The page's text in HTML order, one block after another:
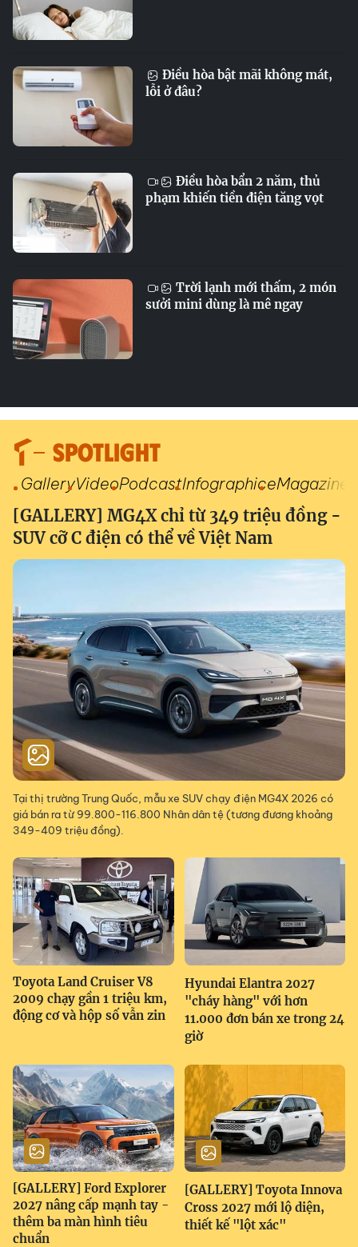
Điều hòa bật mãi không mát,
lỗi ở đâu?
Điều hòa bẩn 2 năm, thủ
phạm khiến tiền điện tăng vọt
Trời lạnh mới thấm, 2 món
sưởi mini dùng là mê ngay
SPOTLIGHT
GalleryVideoPodcastInfographiceMagazine
[GALLERY] MG4X chỉ từ 349 triệu đồng -
SUV cỡ C điện có thể về Việt Nam
Tại thị trường Trung Quốc, mẫu xe SUV chạy điện MG4X 2026 có
giá bán ra từ 99.800-116.800 Nhân dân tệ (tương đương khoảng
349-409 triệu đồng).
Toyota Land Cruiser V8
2009 chạy gần 1 triệu km,
động cơ và hộp số vẫn zin
Hyundai Elantra 2027
"cháy hàng" với hơn
11.000 đơn bán xe trong 24
giờ
[GALLERY] Ford Explorer
2027 nâng cấp mạnh tay -
thêm ba màn hình tiêu
chuẩn
[GALLERY] Toyota Innova
Cross 2027 mới lộ diện,
thiết kế "lột xác"